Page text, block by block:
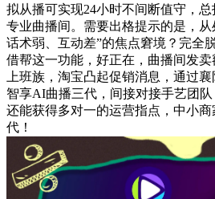
拟从播可实现24小时不间断值守，
专业曲播间。需要出格提示的是，从
话术弱、互动差”的焦点窘境？完全
借帮这一功能，好正在，曲播间发卖
上班族，淘宝凸起促销消息，通过
智享AI曲播三代，间接对接手艺团队
还能获得多对一的运营指点，中小
代！